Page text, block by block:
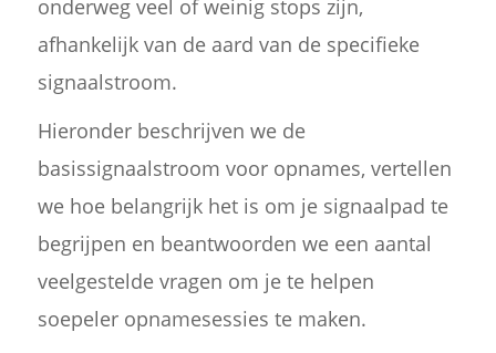
onderweg veel of weinig stops zijn,
afhankelijk van de aard van de specifieke
signaalstroom.
Hieronder beschrijven we de
basissignaalstroom voor opnames, vertellen
we hoe belangrijk het is om je signaalpad te
begrijpen en beantwoorden we een aantal
veelgestelde vragen om je te helpen
soepeler opnamesessies te maken.